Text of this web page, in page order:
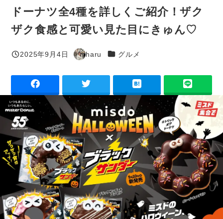
ドーナツ全4種を詳しくご紹介！ザク
ザク食感と可愛い見た目にきゅん♡
投稿日
2025年9月4日
著
haru カテゴリー
グルメ